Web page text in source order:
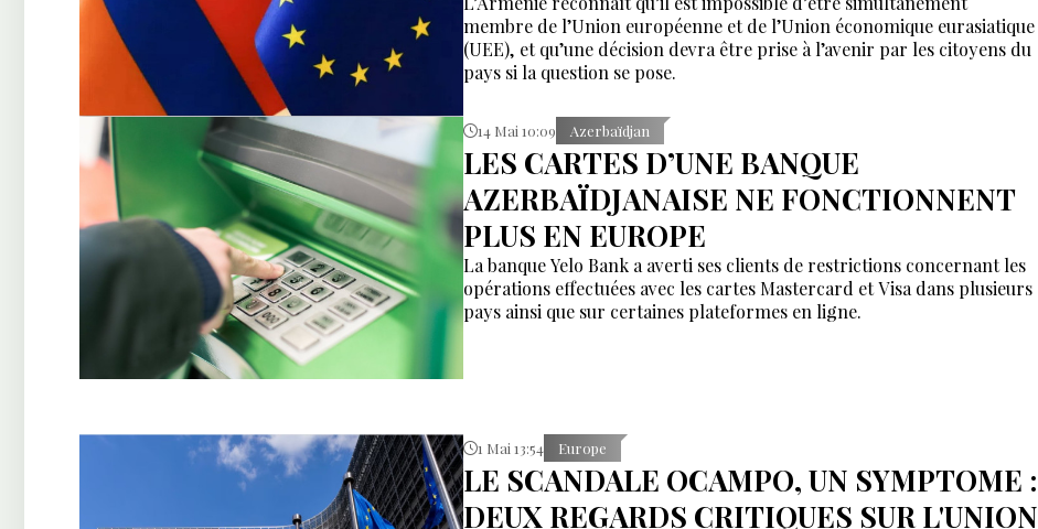
membre de l’Union européenne et de l’Union économique eurasiatique
(UEE), et qu’une décision devra être prise à l’avenir par les citoyens du
pays si la question se pose.
14 Mai 10:09 Azerbaïdjan
LES CARTES D’UNE BANQUE
AZERBAÏDJANAISE NE FONCTIONNENT
PLUS EN EUROPE
La banque Yelo Bank a averti ses clients de restrictions concernant les
opérations effectuées avec les cartes Mastercard et Visa dans plusieurs
pays ainsi que sur certaines plateformes en ligne.
1 Mai 13:54 Europe
LE SCANDALE OCAMPO, UN SYMPTOME :
DEUX REGARDS CRITIQUES SUR L'UNION